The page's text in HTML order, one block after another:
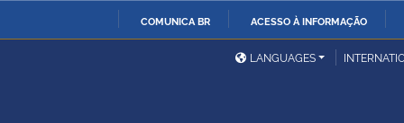
COMUNICA BR ACESSO À INFORMAÇÃO
Ministério da Defesa
Ministério das Relações
ExterioresLANGUAGES